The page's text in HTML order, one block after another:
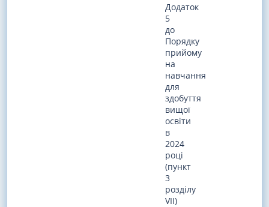
Додаток
5
до
Порядку
прийому
на
навчання
для
здобуття
вищої
освіти
в
2024
році
(пункт
3
розділу
VII)